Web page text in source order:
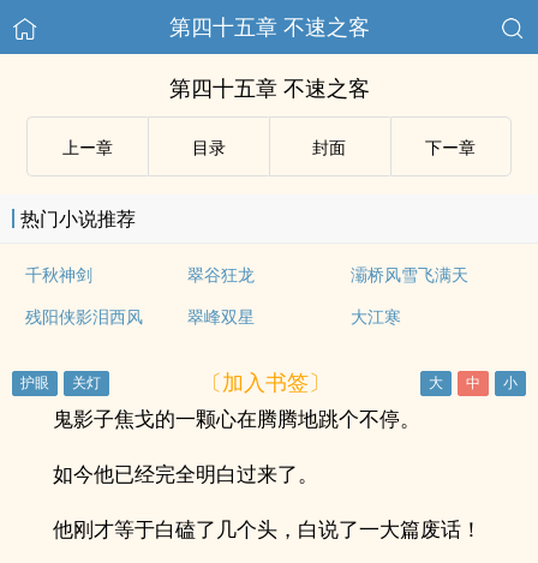
第四十五章 不速之客
第四十五章 不速之客
上ー章 目录 封面 下ー章
热门小说推荐
千秋神剑 翠谷狂龙
灞桥风雪飞满天
残阳侠影泪西风
翠峰双星 大江寒
〔加入书签〕
鬼影子焦戈的一颗心在腾腾地跳个不停。
如今他已经完全明白过来了。
他刚才等于白磕了几个头，白说了一大篇废话！